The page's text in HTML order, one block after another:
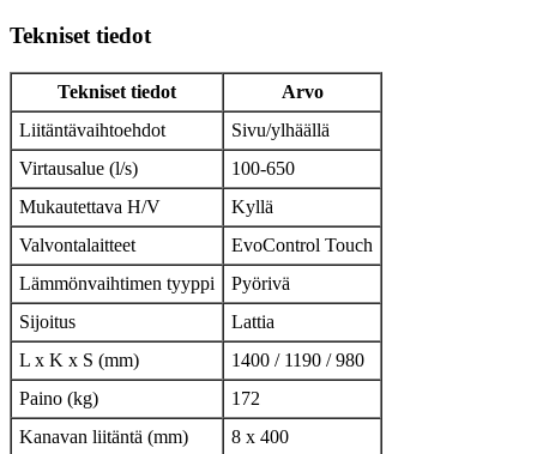
Tekniset tiedot
Tekniset tiedot
Arvo
Liitäntävaihtoehdot
Sivu/ylhäällä
Virtausalue (l/s)
100-650
Mukautettava H/V
Kyllä
Valvontalaitteet
EvoControl Touch
Lämmönvaihtimen tyyppi
Pyörivä
Sijoitus
Lattia
L x K x S (mm)
1400 / 1190 / 980
Paino (kg)
172
Kanavan liitäntä (mm)
8 x 400